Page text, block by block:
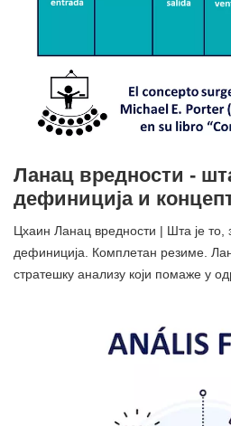
Ланац вредности -
дефиниција и
Цхаин Ланац вредности | Шта је то,
дефиниција. Комплетан резиме.
стратешку анализу који помаже у